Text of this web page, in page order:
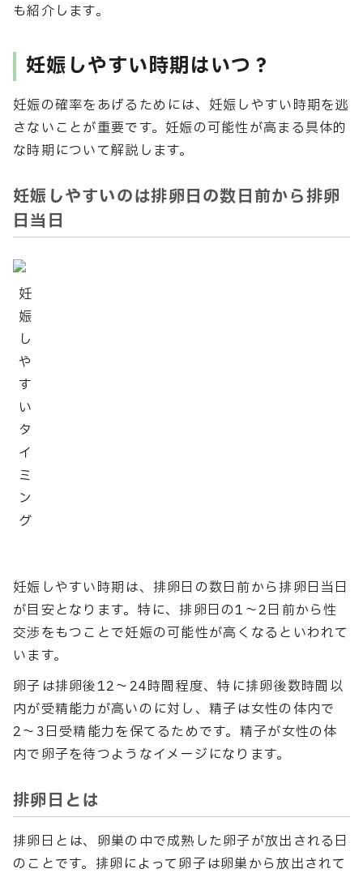
も紹介します。
妊娠しやすい時期はいつ？
妊娠の確率をあげるためには、妊娠しやすい時期を逃
さないことが重要です。妊娠の可能性が高まる具体的
な時期について解説します。
妊娠しやすいのは排卵日の数日前から排卵
日当日
妊
娠
し
や
す
い
タ
イ
ミ
ン
グ
妊娠しやすい時期は、排卵日の数日前から排卵日当日
が目安となります。特に、排卵日の1〜2日前から性
交渉をもつことで妊娠の可能性が高くなるといわれて
います。
卵子は排卵後12〜24時間程度、特に排卵後数時間以
内が受精能力が高いのに対し、精子は女性の体内で
2〜3日受精能力を保てるためです。精子が女性の体
内で卵子を待つようなイメージになります。
排卵日とは
排卵日とは、卵巣の中で成熟した卵子が放出される日
のことです。排卵によって卵子は卵巣から放出されて